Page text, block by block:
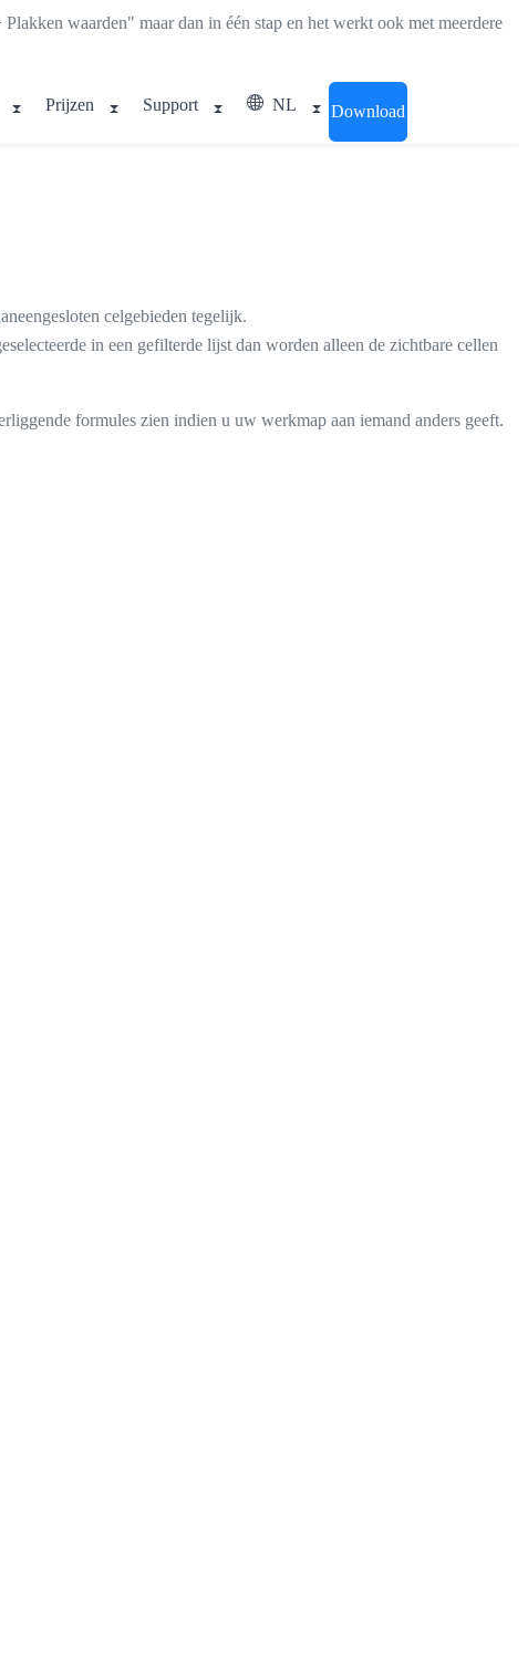
Plakken waarden" maar dan in één stap en het werkt ook met meerdere
Prijzen Support NL Download
celgebieden tegelijk.
in een gefilterde lijst dan worden alleen de zichtbare cellen
formules zien indien u uw werkmap aan iemand anders geeft.